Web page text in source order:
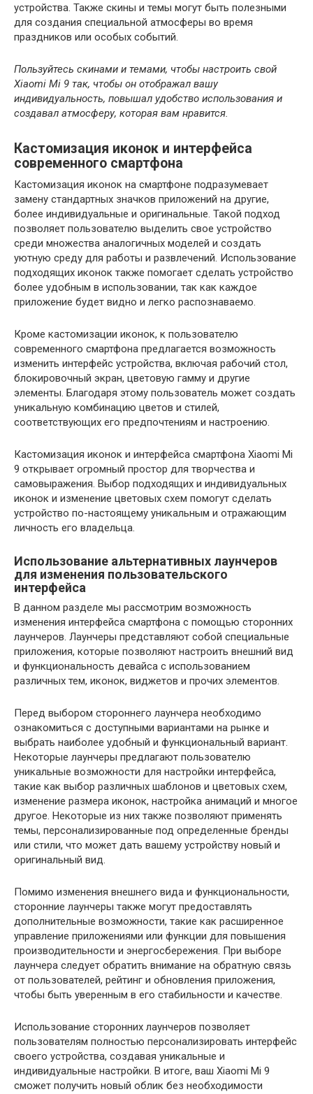
устройства. Также скины и темы могут быть полезными
для создания специальной атмосферы во время
праздников или особых событий.
Пользуйтесь скинами и темами, чтобы настроить свой
Xiaomi Mi 9 так, чтобы он отображал вашу
индивидуальность, повышал удобство использования и
создавал атмосферу, которая вам нравится.
Кастомизация иконок и интерфейса
современного смартфона
Кастомизация иконок на смартфоне подразумевает
замену стандартных значков приложений на другие,
более индивидуальные и оригинальные. Такой подход
позволяет пользователю выделить свое устройство
среди множества аналогичных моделей и создать
уютную среду для работы и развлечений. Использование
подходящих иконок также помогает сделать устройство
более удобным в использовании, так как каждое
приложение будет видно и легко распознаваемо.
Кроме кастомизации иконок, к пользователю
современного смартфона предлагается возможность
изменить интерфейс устройства, включая рабочий стол,
блокировочный экран, цветовую гамму и другие
элементы. Благодаря этому пользователь может создать
уникальную комбинацию цветов и стилей,
соответствующих его предпочтениям и настроению.
Кастомизация иконок и интерфейса смартфона Xiaomi Mi
9 открывает огромный простор для творчества и
самовыражения. Выбор подходящих и индивидуальных
иконок и изменение цветовых схем помогут сделать
устройство по-настоящему уникальным и отражающим
личность его владельца.
Использование альтернативных лаунчеров
для изменения пользовательского
интерфейса
В данном разделе мы рассмотрим возможность
изменения интерфейса смартфона с помощью сторонних
лаунчеров. Лаунчеры представляют собой специальные
приложения, которые позволяют настроить внешний вид
и функциональность девайса с использованием
различных тем, иконок, виджетов и прочих элементов.
Перед выбором стороннего лаунчера необходимо
ознакомиться с доступными вариантами на рынке и
выбрать наиболее удобный и функциональный вариант.
Некоторые лаунчеры предлагают пользователю
уникальные возможности для настройки интерфейса,
такие как выбор различных шаблонов и цветовых схем,
изменение размера иконок, настройка анимаций и многое
другое. Некоторые из них также позволяют применять
темы, персонализированные под определенные бренды
или стили, что может дать вашему устройству новый и
оригинальный вид.
Помимо изменения внешнего вида и функциональности,
сторонние лаунчеры также могут предоставлять
дополнительные возможности, такие как расширенное
управление приложениями или функции для повышения
производительности и энергосбережения. При выборе
лаунчера следует обратить внимание на обратную связь
от пользователей, рейтинг и обновления приложения,
чтобы быть уверенным в его стабильности и качестве.
Использование сторонних лаунчеров позволяет
пользователям полностью персонализировать интерфейс
своего устройства, создавая уникальные и
индивидуальные настройки. В итоге, ваш Xiaomi Mi 9
сможет получить новый облик без необходимости